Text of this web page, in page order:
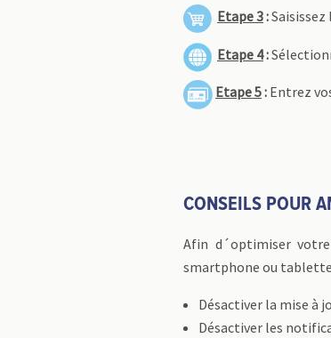
Etape 3:Saisissez
Etape 4:
Etape 5: Entrez
CONSEILS POUR
Afin d´optimiser
smartphone ou
Désactiver la mise à
Désactiver les